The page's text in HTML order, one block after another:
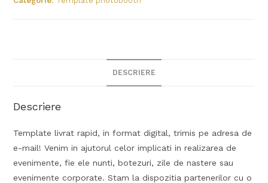
DESCRIERE
Descriere
Template livrat rapid, in format digital, trimis pe adresa de
e-mail! Venim in ajutorul celor implicati in realizarea de
evenimente, fie ele nunti, botezuri, zile de nastere sau
evenimente corporate. Stam la dispozitia partenerilor cu o